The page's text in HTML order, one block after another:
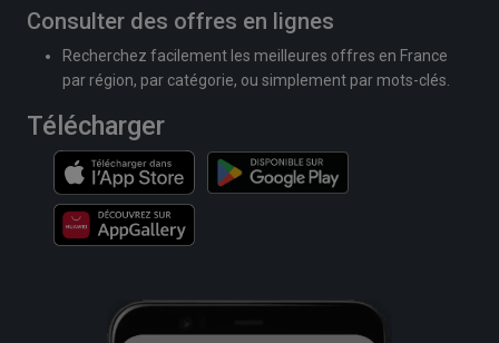
Consulter des offres en lignes
Recherchez facilement les meilleures offres en France
par région, par catégorie, ou simplement par mots-clés.
Télécharger